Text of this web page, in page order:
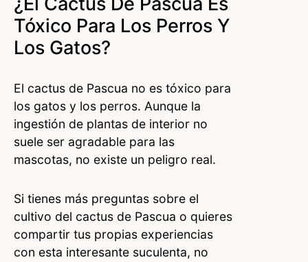
Tóxico Para Los Perros Y
Los Gatos?
El cactus de Pascua no es tóxico para
los gatos y los perros. Aunque la
ingestión de plantas de interior no
suele ser agradable para las
mascotas, no existe un peligro real.
Si tienes más preguntas sobre el
cultivo del cactus de Pascua o quieres
compartir tus propias experiencias
con esta interesante suculenta, no